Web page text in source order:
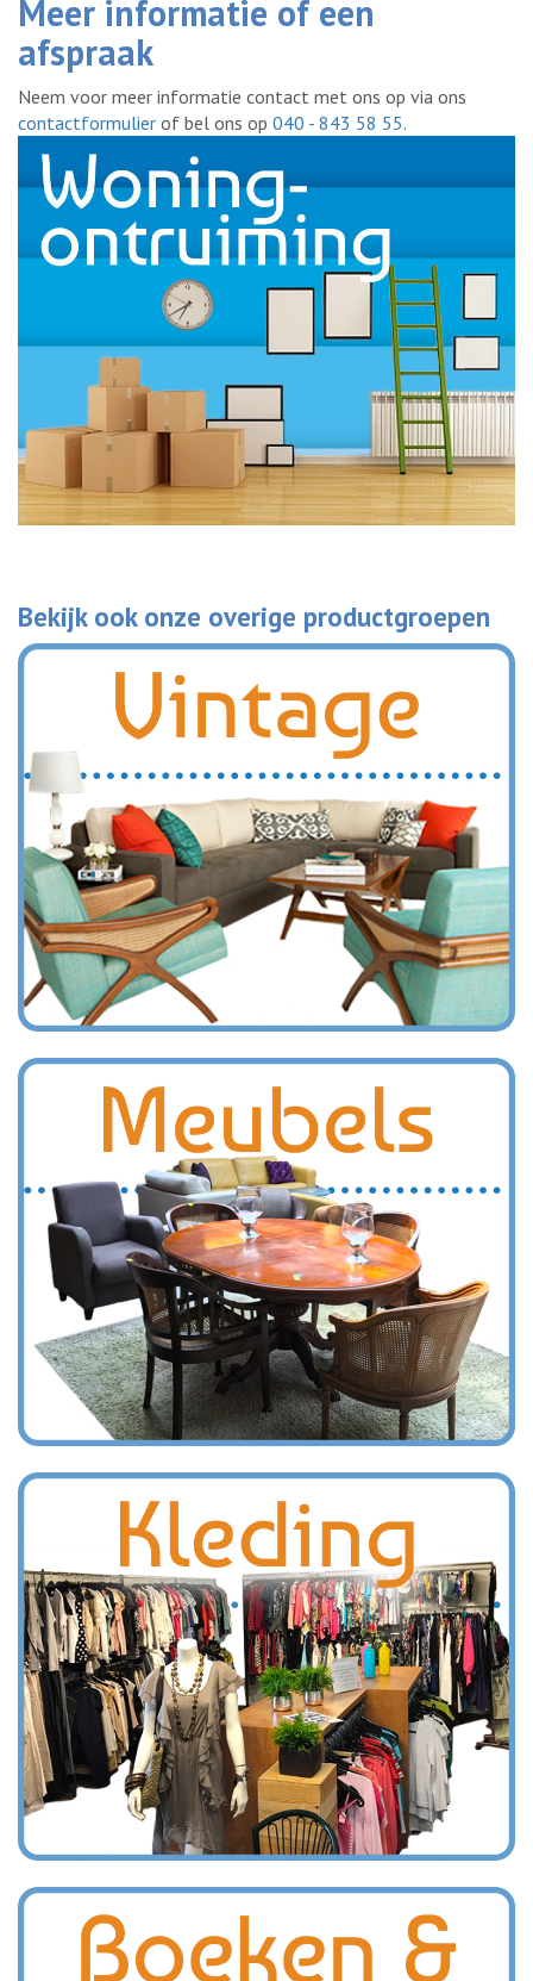
Meer informatie of een
afspraak
Neem voor meer informatie contact met ons op via ons
contactformulier of bel ons op 040 - 843 58 55.
Bekijk ook onze overige productgroepen